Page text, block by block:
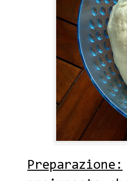
Preparazione: